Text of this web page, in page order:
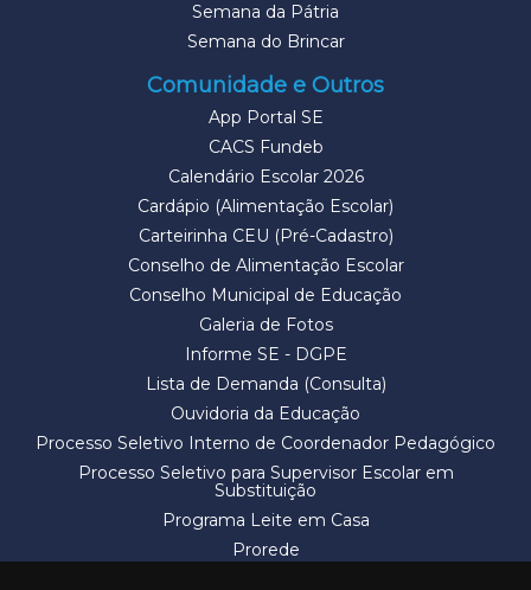
Semana da Pátria
Semana do Brincar
Comunidade e Outros
App Portal SE
CACS Fundeb
Calendário Escolar 2026
Cardápio (Alimentação Escolar)
Carteirinha CEU (Pré-Cadastro)
Conselho de Alimentação Escolar
Conselho Municipal de Educação
Galeria de Fotos
Informe SE - DGPE
Lista de Demanda (Consulta)
Ouvidoria da Educação
Processo Seletivo Interno de Coordenador Pedagógico
Processo Seletivo para Supervisor Escolar em
Substituição
Programa Leite em Casa
Prorede